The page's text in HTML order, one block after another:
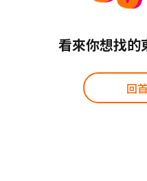
看來你想找的
回